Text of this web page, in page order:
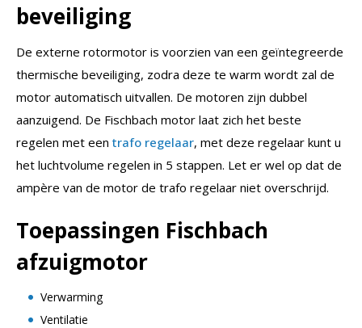
beveiliging
De externe rotormotor is voorzien van een geïntegreerde
thermische beveiliging, zodra deze te warm wordt zal de
motor automatisch uitvallen. De motoren zijn dubbel
aanzuigend. De Fischbach motor laat zich het beste
regelen met een trafo regelaar, met deze regelaar kunt u
het luchtvolume regelen in 5 stappen. Let er wel op dat de
ampère van de motor de trafo regelaar niet overschrijd.
Toepassingen Fischbach
afzuigmotor
Verwarming
Ventilatie